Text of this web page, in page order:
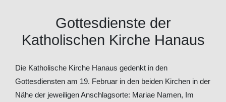
Gottesdienste der
Katholischen Kirche Hanaus
Die Katholische Kirche Hanaus gedenkt in den
Gottesdiensten am 19. Februar in den beiden Kirchen in der
Nähe der jeweiligen Anschlagsorte: Mariae Namen, Im